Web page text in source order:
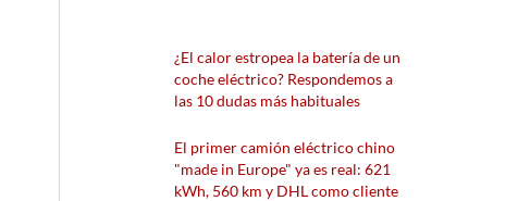
¿El calor estropea la batería de un
coche eléctrico? Respondemos a
las 10 dudas más habituales
El primer camión eléctrico chino
"made in Europe" ya es real: 621
kWh, 560 km y DHL como cliente